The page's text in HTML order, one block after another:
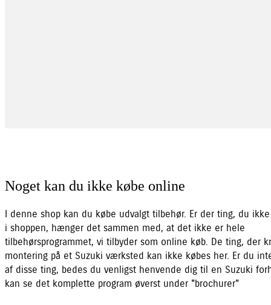
Noget kan du ikke købe online
I denne shop kan du købe udvalgt tilbehør. Er der ting, du
i shoppen, hænger det sammen med, at det ikke er hele
tilbehørsprogrammet, vi tilbyder som online køb. De ting, der
montering på et Suzuki værksted kan ikke købes her. Er du
af disse ting, bedes du venligst henvende dig til en Suzuki
kan se det komplette program øverst under "brochurer"